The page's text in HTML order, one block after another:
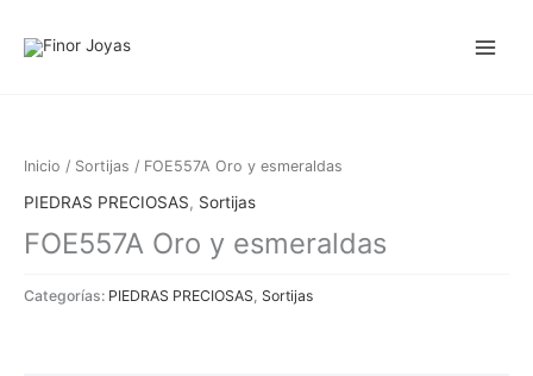
Inicio / Sortijas / FOE557A Oro y esmeraldas
PIEDRAS PRECIOSAS, Sortijas
FOE557A Oro y esmeraldas
Categorías: PIEDRAS PRECIOSAS Sortijas